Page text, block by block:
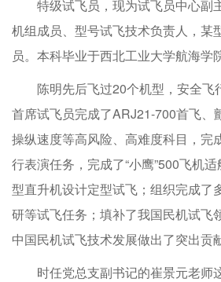
特级试飞员，现为试飞员中心副
机组成员、型号试飞技术负责人，某
员。本科毕业于西北工业大学航海学
陈明先后飞过20个机型，安全飞
首席试飞员完成了ARJ21-700首飞、
操纵速度等高风险、高难度科目，完
行表演任务，完成了“小鹰”500飞机
型直升机设计定型试飞；组织完成了
研等试飞任务；填补了我国民机试飞
中国民机试飞技术发展做出了突出贡献
时任党总支副书记的崔景元老师